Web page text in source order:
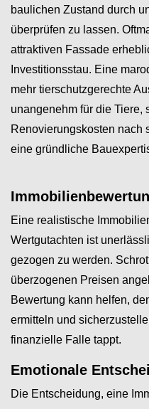
baulichen Zustand durch
überprüfen zu lassen.
attraktiven Fassade
Investitionsstau. Eine
mehr tierschutzgerechte
unangenehm für die Tiere,
Renovierungskosten nach
eine gründliche
Eine realistische
Wertgutachten ist
gezogen zu werden.
überzogenen Preisen
Bewertung kann helfen,
ermitteln und
finanzielle Falle tappt.
Emotionale
Die Entscheidung, eine